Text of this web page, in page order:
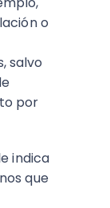
o
salvo
por
indica
que